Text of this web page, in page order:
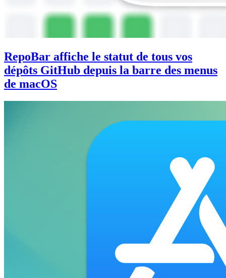
RepoBar affiche le statut de tous vos
dépôts GitHub depuis la barre des menus
de macOS